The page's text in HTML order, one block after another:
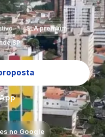
SLA premium
SP
no Google